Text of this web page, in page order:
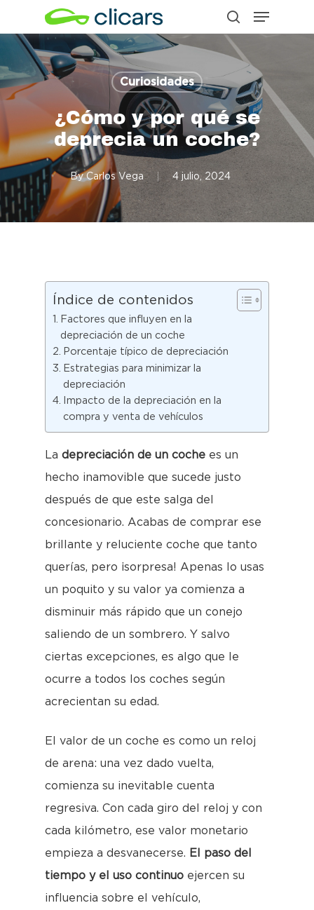
to
content
search
Menu
Curiosidades
¿Cómo y por qué se
deprecia un coche?
By Carlos Vega 4 julio, 2024
Índice de contenidos
Factores que influyen en la
depreciación de un coche
Porcentaje típico de depreciación
Estrategias para minimizar la
depreciación
Impacto de la depreciación en la
compra y venta de vehículos
La depreciación de un coche es un
hecho inamovible que sucede justo
después de que este salga del
concesionario. Acabas de comprar ese
brillante y reluciente coche que tanto
querías, pero ¡sorpresa! Apenas lo usas
un poquito y su valor ya comienza a
disminuir más rápido que un conejo
saliendo de un sombrero. Y salvo
ciertas excepciones, es algo que le
ocurre a todos los coches según
acrecientan su edad.
El valor de un coche es como un reloj
de arena: una vez dado vuelta,
comienza su inevitable cuenta
regresiva. Con cada giro del reloj y con
cada kilómetro, ese valor monetario
empieza a desvanecerse. El paso del
tiempo y el uso continuo ejercen su
influencia sobre el vehículo,